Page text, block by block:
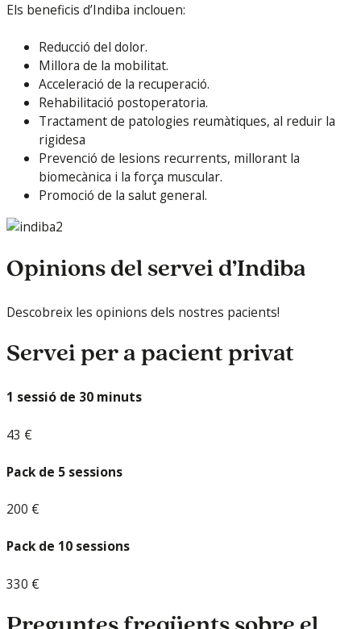
Els beneficis d’Indiba inclouen:
Reducció del dolor.
Millora de la mobilitat.
Acceleració de la recuperació.
Rehabilitació postoperatoria.
Tractament de patologies reumàtiques, al reduir la
rigidesa
Prevenció de lesions recurrents, millorant la
biomecànica i la força muscular.
Promoció de la salut general.
Opinions del servei d’Indiba
Descobreix les opinions dels nostres pacients!
Servei per a pacient privat
1 sessió de 30 minuts
43 €
Pack de 5 sessions
200 €
Pack de 10 sessions
330 €